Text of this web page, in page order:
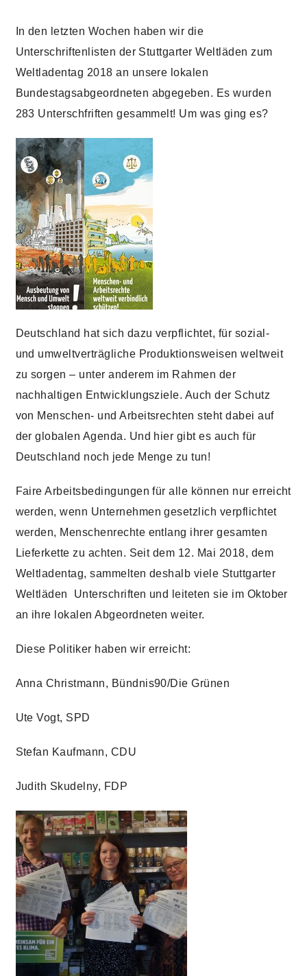
In den letzten Wochen haben wir die
Unterschriftenlisten der Stuttgarter Weltläden zum
Weltladentag 2018 an unsere lokalen
Bundestagsabgeordneten abgegeben. Es wurden
283 Unterschfriften gesammelt! Um was ging es?
Deutschland hat sich dazu verpflichtet, für sozial-
und umweltverträgliche Produktionsweisen weltweit
zu sorgen – unter anderem im Rahmen der
nachhaltigen Entwicklungsziele. Auch der Schutz
von Menschen- und Arbeitsrechten steht dabei auf
der globalen Agenda. Und hier gibt es auch für
Deutschland noch jede Menge zu tun!
Faire Arbeitsbedingungen für alle können nur erreicht
werden, wenn Unternehmen gesetzlich verpflichtet
werden, Menschenrechte entlang ihrer gesamten
Lieferkette zu achten. Seit dem 12. Mai 2018, dem
Weltladentag, sammelten deshalb viele Stuttgarter
Weltläden Unterschriften und leiteten sie im Oktober
an ihre lokalen Abgeordneten weiter.
Diese Politiker haben wir erreicht:
Anna Christmann, Bündnis90/Die Grünen
Ute Vogt, SPD
Stefan Kaufmann, CDU
Judith Skudelny, FDP